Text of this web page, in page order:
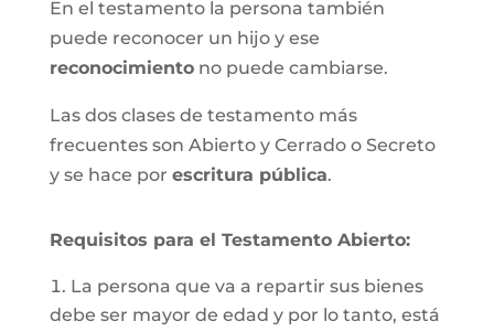
En el testamento la persona también
puede reconocer un hijo y ese
reconocimientono puede cambiarse.
Las dos clases de testamento más
frecuentes son Abierto y Cerrado o Secreto
y se hace por escritura pública.
Requisitos para el Testamento Abierto:
La persona que va a repartir sus bienes
debe ser mayor de edad y por lo tanto, está